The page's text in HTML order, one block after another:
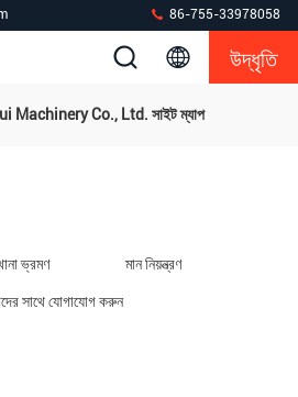
86-755-33978058
উদ্ধৃতি
Machinery Co., Ltd. সাইট ম্যাপ
ভ্রমণ মান নিয়ন্ত্রণ
সাথে যোগাযোগ করুন